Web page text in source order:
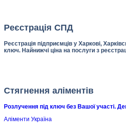
Реєстрація СПД
Реєстрація підприємців у Харкові,
ключ. Найнижчі ціна на послуги з
Стягнення аліментів
Розлучення під ключ без Вашої участі.
Аліменти Україна